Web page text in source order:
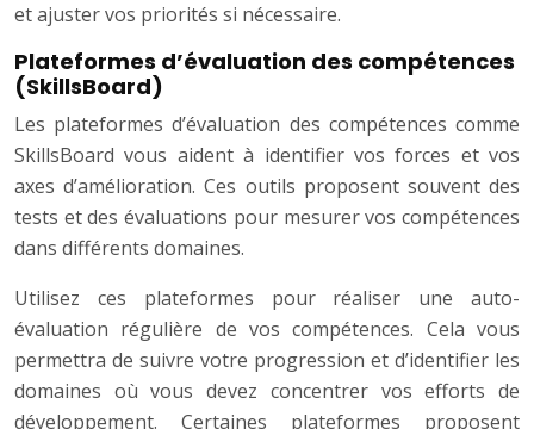
et ajuster vos priorités si nécessaire.
Plateformes d’évaluation des compétences
(SkillsBoard)
Les plateformes d’évaluation des compétences comme
SkillsBoard vous aident à identifier vos forces et vos
axes d’amélioration. Ces outils proposent souvent des
tests et des évaluations pour mesurer vos compétences
dans différents domaines.
Utilisez ces plateformes pour réaliser une auto-
évaluation régulière de vos compétences. Cela vous
permettra de suivre votre progression et d’identifier les
domaines où vous devez concentrer vos efforts de
développement. Certaines plateformes proposent